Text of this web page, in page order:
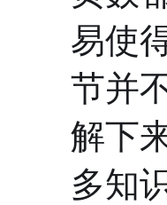
易使
节并
解下
多知